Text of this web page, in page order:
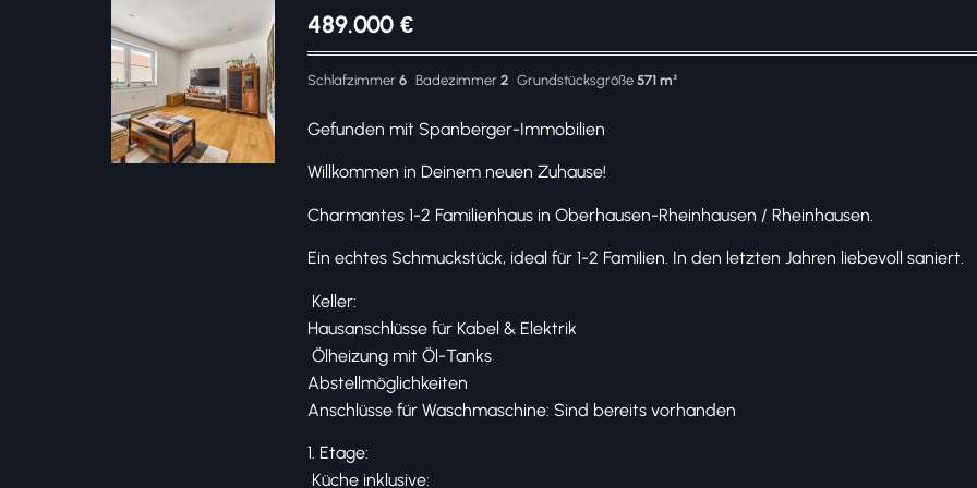
489.000 €
Schlafzimmer 6 Badezimmer 2 Grundstücksgröße 571 m²
Gefunden mit Spanberger-Immobilien
Willkommen in Deinem neuen Zuhause!
Charmantes 1-2 Familienhaus in Oberhausen-Rheinhausen / Rheinhausen.
Ein echtes Schmuckstück, ideal für 1-2 Familien. In den letzten Jahren liebevoll saniert.
️ Keller:
Hausanschlüsse für Kabel & Elektrik
️ Ölheizung mit Öl-Tanks
Abstellmöglichkeiten
Anschlüsse für Waschmaschine: Sind bereits vorhanden
1. Etage:
️ Küche inklusive: